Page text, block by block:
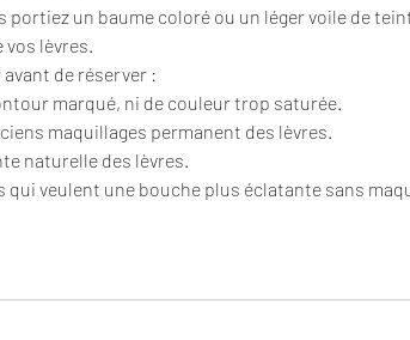
portiez un baume coloré ou un léger voile de
lèvres.
avant de réserver :
marqué, ni de couleur trop saturée.
maquillages permanent des lèvres.
naturelle des lèvres.
qui veulent une bouche plus éclatante sans